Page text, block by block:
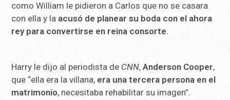
como William le pidieron a Carlos que no se casara
con ella y la acusó de planear su boda con el ahora
rey para convertirse en reina consorte.
Harry le dijo al periodista de CNN,Anderson Cooper,
que “ella era la villana, era una tercera persona en el
matrimonio, necesitaba rehabilitar su imagen”.